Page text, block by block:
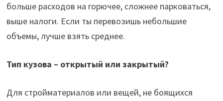
больше расходов на горючее, сложнее парковаться,
выше налоги. Если ты перевозишь небольшие
объемы, лучше взять среднее.
Тип кузова – открытый или закрытый?
Для стройматериалов или вещей, не боящихся